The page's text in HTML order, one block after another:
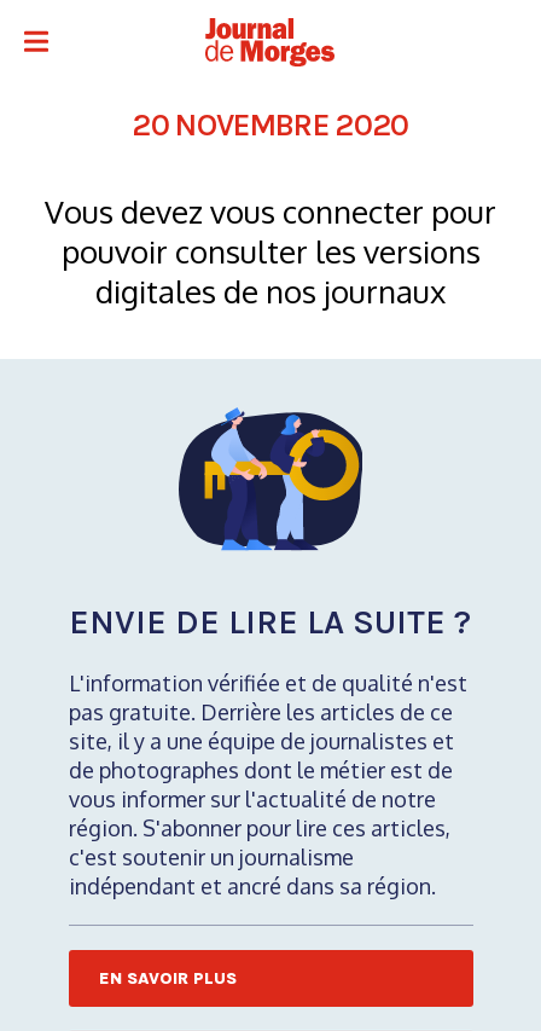
20 NOVEMBRE 2020
Vous devez vous connecter pour
pouvoir consulter les versions
digitales de nos journaux
ENVIE DE LIRE LA SUITE ?
L'information vérifiée et de qualité n'est
pas gratuite. Derrière les articles de ce
site, il y a une équipe de journalistes et
de photographes dont le métier est de
vous informer sur l'actualité de notre
région. S'abonner pour lire ces articles,
c'est soutenir un journalisme
indépendant et ancré dans sa région.
EN SAVOIR PLUS